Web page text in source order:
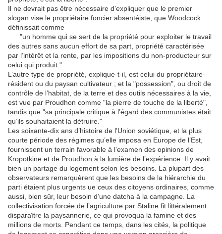
Il ne devrait pas être nécessaire d’expliquer que le premier
slogan vise le propriétaire foncier absentéiste, que Woodcock
définissait comme
"un homme qui se sert de la propriété pour exploiter le travail
des autres sans aucun effort de sa part, propriété caractérisée
par l’intérêt et la rente, par les impositions du non-producteur sur
celui qui produit."
L’autre type de propriété, explique-t-il, est celui du propriétaire-
résident ou du paysan cultivateur ; et la "possession", ou droit de
contrôle de l’habitat, de la terre et des outils nécessaires à la vie,
est vue par Proudhon comme "la pierre de touche de la liberté",
tandis que "sa principale critique à l’égard des communistes était
qu’ils souhaitaient la détruire."
Les soixante-dix ans d’histoire de l’Union soviétique, et la plus
courte période des régimes qu’elle imposa en Europe de l’Est,
fournissent un terrain favorable à l’examen des opinions de
Kropotkine et de Proudhon à la lumière de l’expérience. Il y avait
bien un partage du logement selon les besoins. La plupart des
observateurs remarquèrent que les besoins de la hiérarchie du
parti étaient plus urgents ue ceux des citoyens ordinaires, comme
aussi, bien sûr, leur besoin d’une datcha à la campagne. La
collectivisation forcée de l’agriculture par Staline fit littéralement
disparaître la paysannerie, ce qui provoqua la famine et des
millions de morts. Pendant ce temps, dans les cités, la politique